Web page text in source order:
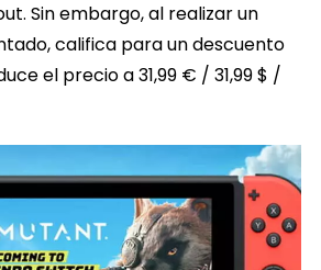
Sin embargo, al realizar un
califica para un descuento
el precio a 31,99 € / 31,99 $ /